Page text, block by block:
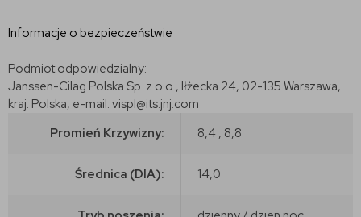
Informacje o bezpieczeństwie
Podmiot odpowiedzialny:
Janssen-Cilag Polska Sp. z o.o., Iłżecka 24, 02-135 Warszawa,
kraj: Polska, e-mail: vispl@its.jnj.com
Promień Krzywizny:
8,4 , 8,8
Średnica (DIA): 14,0